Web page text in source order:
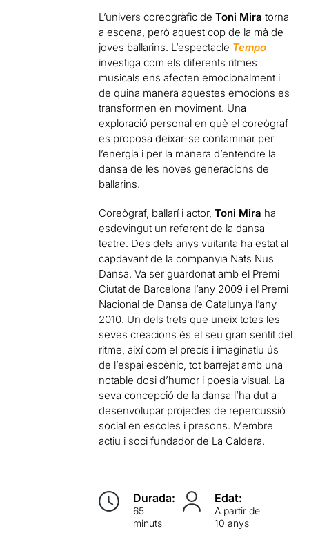
L’univers coreogràfic deToni Mira torna
a escena, però aquest cop de la mà de
joves ballarins. L’espectacle Tempo
investiga com els diferents ritmes
musicals ens afecten emocionalment i
de quina manera aquestes emocions es
transformen en moviment. Una
exploració personal en què el coreògraf
es proposa deixar-se contaminar per
l’energia i per la manera d’entendre la
dansa de les noves generacions de
ballarins.
Coreògraf, ballarí i actor,Toni Mira ha
esdevingut un referent de la dansa
teatre. Des dels anys vuitanta ha estat al
capdavant de la companyia Nats Nus
Dansa. Va ser guardonat amb el Premi
Ciutat de Barcelona l’any 2009 i el Premi
Nacional de Dansa de Catalunya l’any
2010. Un dels trets que uneix totes les
seves creacions és el seu gran sentit del
ritme, així com el precís i imaginatiu ús
de l’espai escènic, tot barrejat amb una
notable dosi d’humor i poesia visual. La
seva concepció de la dansa l’ha dut a
desenvolupar projectes de repercussió
social en escoles i presons. Membre
actiu i soci fundador de La Caldera.
Durada:
65
minuts
Edat:
A partir de
10 anys